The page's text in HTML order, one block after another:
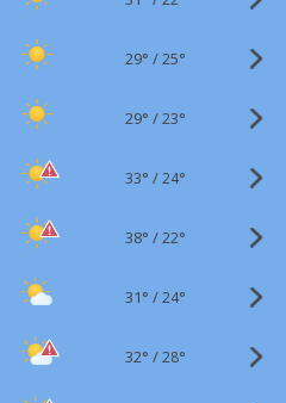
29° /25°
29° /23°
33° /24°
38° /22°
31° /24°
32° /28°